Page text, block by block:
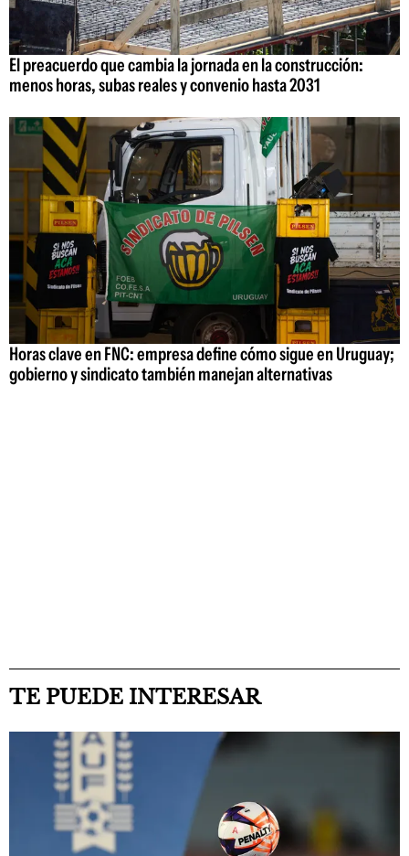
El preacuerdo que cambia la jornada en la construcción:
menos horas, subas reales y convenio hasta 2031
Horas clave en FNC: empresa define cómo sigue en Uruguay;
gobierno y sindicato también manejan alternativas
TE PUEDE INTERESAR